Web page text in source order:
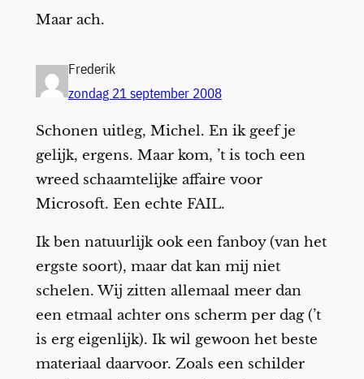
Maar ach.
Frederik
zondag 21 september 2008
Schonen uitleg, Michel. En ik geef je
gelijk, ergens. Maar kom, ’t is toch een
wreed schaamtelijke affaire voor
Microsoft. Een echte FAIL.
Ik ben natuurlijk ook een fanboy (van het
ergste soort), maar dat kan mij niet
schelen. Wij zitten allemaal meer dan
een etmaal achter ons scherm per dag (’t
is erg eigenlijk). Ik wil gewoon het beste
materiaal daarvoor. Zoals een schilder